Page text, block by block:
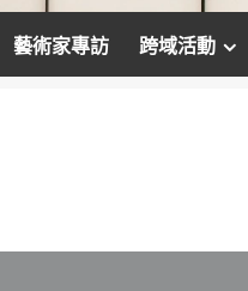
藝術家專訪 跨域活動